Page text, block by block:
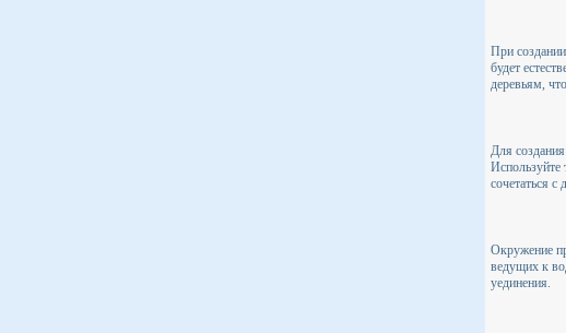
При
будет
деревьям,
Для
Используйте
сочетаться
Окружение
ведущих к
уединения.